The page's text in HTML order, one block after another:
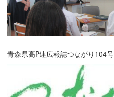
青森県高P連広報誌つながり104号